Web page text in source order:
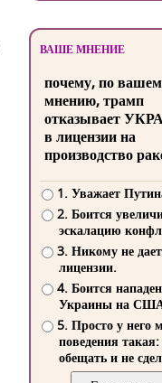
ВАШЕ МНЕНИЕ
почему, по
мнению, трамп
отказывает
в лицензии на
производство
1. Уважает
2. Боится
эскалацию
3. Никому не
лицензии.
4. Боится
Украины на
5. Просто у него
поведения такая:
обещать и не